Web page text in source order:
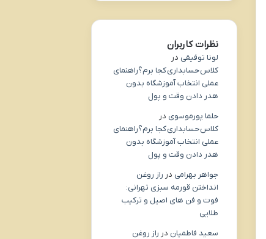
نظرات کاربران
لونا توفیقی در
کلاس حسابداری کجا برم؟راهنمای
عملی انتخاب آموزشگاه بدون
هدر دادن وقت و پول
حلما پورموسوی در
کلاس حسابداری کجا برم؟راهنمای
عملی انتخاب آموزشگاه بدون
هدر دادن وقت و پول
جواهر بهرامی در راز روغن
انداختن قورمه سبزی تهرانی:
فوت و فن های اصیل و ترکیب
طلایی
سعید فاطمیان در راز روغن